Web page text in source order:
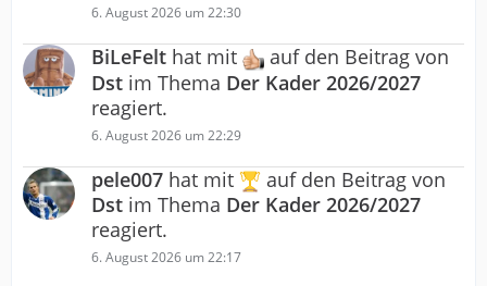
6. August 2026 um 22:30
BiLeFelt hat mit
auf den Beitrag von
Dst im Thema Der Kader 2026/2027
reagiert.
6. August 2026 um 22:29
pele007 hat mit
auf den Beitrag von
Dst im Thema Der Kader 2026/2027
reagiert.
6. August 2026 um 22:17